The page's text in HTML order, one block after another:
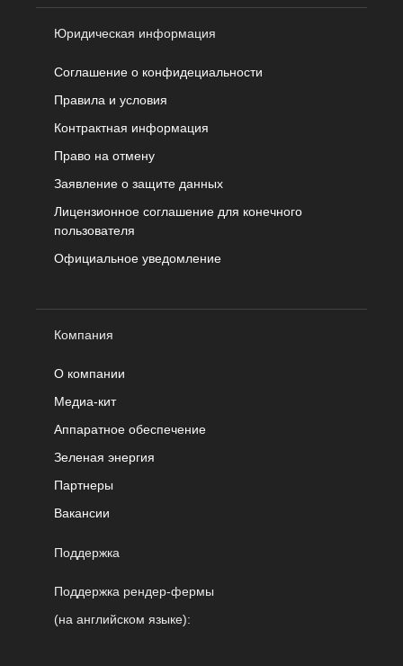
Юридическая информация
Соглашение о конфидециальности
Правила и условия
Контрактная информация
Право на отмену
Заявление о защите данных
Лицензионное соглашение для конечного
пользователя
Официальное уведомление
Компания
О компании
Медиа-кит
Аппаратное обеспечение
Зеленая энергия
Партнеры
Вакансии
Поддержка
Поддержка рендер-фермы
(на английском языке):